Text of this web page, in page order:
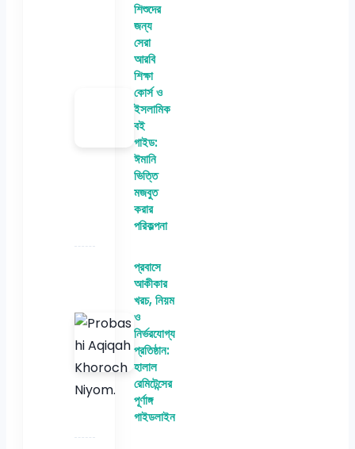
শিশুদের
জন্য
সেরা
আরবি
শিক্ষা
কোর্স ও
ইসলামিক
বই
গাইড:
ঈমানি
ভিত্তি
মজবুত
করার
পরিকল্পনা
প্রবাসে
আকীকার
খরচ, নিয়ম
ও
নির্ভরযোগ্য
প্রতিষ্ঠান:
হালাল
রেমিটেন্সের
পূর্ণাঙ্গ
গাইডলাইন